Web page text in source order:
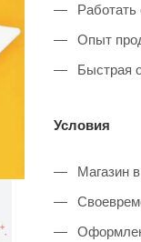
Опыт
Быстрая
Условия
Магазин